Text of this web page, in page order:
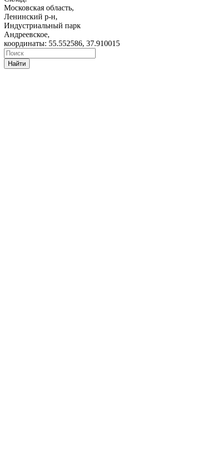
Московская область,
Ленинский р-н,
Индустриальный парк
Андреевское,
координаты: 55.552586, 37.910015
Найти